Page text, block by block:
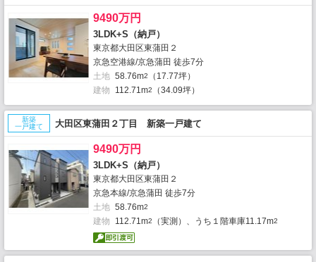
9490万円
3LDK+S（納戸）
東京都大田区東蒲田２
京急空港線/京急蒲田 徒歩7分
土地 58.76m2
（17.77坪）
建物
112.71m2 （34.09坪）
新築
一戸建て
大田区東蒲田２丁目 新築一戸建て
9490万円
3LDK+S（納戸）
東京都大田区東蒲田２
京急本線/京急蒲田 徒歩7分
土地 58.76m2
建物 112.71m2 （実測）、うち１階車庫11.17m2